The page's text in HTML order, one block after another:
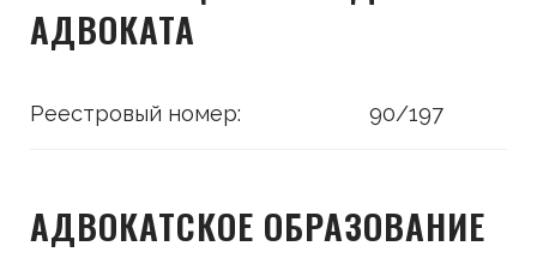
АДВОКАТА
Реестровый номер: 90/197
АДВОКАТСКОЕ ОБРАЗОВАНИЕ